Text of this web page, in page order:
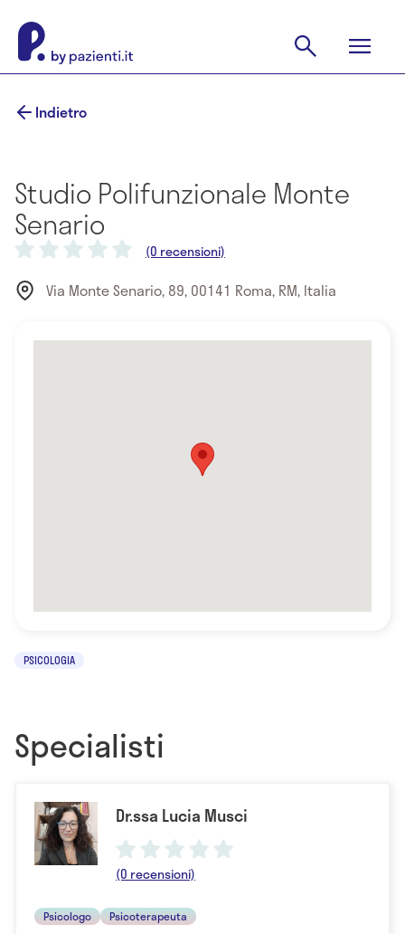
Indietro
Studio Polifunzionale Monte
Senario
(0 recensioni)
Via Monte Senario, 89, 00141 Roma, RM, Italia
PSICOLOGIA
Specialisti
Dr.ssa Lucia Musci
(0 recensioni)
Psicologo Psicoterapeuta